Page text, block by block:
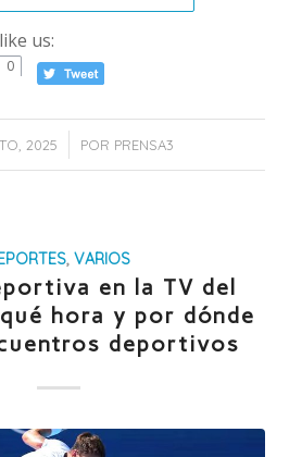
us:
0
2025
/ POR PRENSA3
,VARIOS
en la TV del
hora y por dónde
deportivos